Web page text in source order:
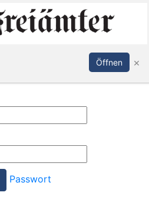
Abonnieren Anmelden
Passwort
Öffnen ×